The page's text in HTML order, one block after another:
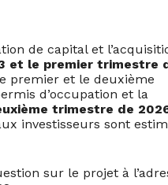
de capital et
et le premier trimestre
premier et le deuxième
d’occupation et la
trimestre de
investisseurs sont
sur le projet à